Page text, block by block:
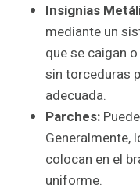
Insignias
mediante un
que se caigan
sin torceduras
adecuada.
Parches:
Generalmente,
colocan en el
uniforme.